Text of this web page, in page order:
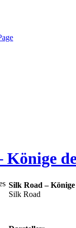
Könige
Silk Road –
Silk Road